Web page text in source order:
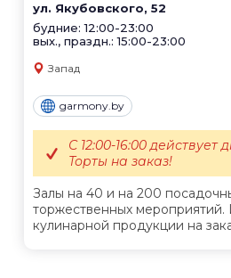
ул. Якубовского, 52
будние: 12:00-23:00
вых., праздн.: 15:00-23:00
Запад
garmony.by
Залы на 40 и на 200
торжественных мероприятий.
кулинарной продукции на
С 12:00-16:00 действует
Торты на заказ!